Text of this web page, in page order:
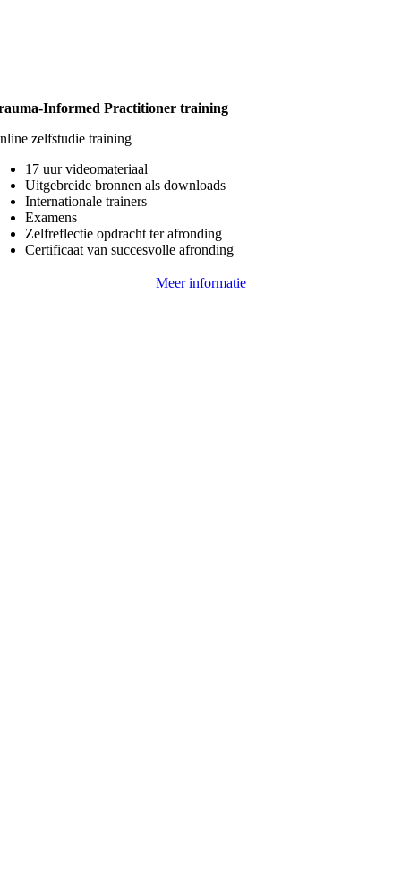
Informed Practitioner training
zelfstudie training
17 uur videomateriaal
Uitgebreide bronnen als downloads
Internationale trainers
Examens
Zelfreflectie opdracht ter afronding
Certificaat van succesvolle afronding
Meer informatie